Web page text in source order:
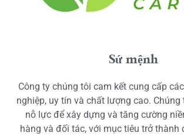
Sứ mệnh
Công ty chúng tôi cam kết cung cấp
nghiệp, uy tín và chất lượng cao.
nỗ lực để xây dựng và tăng cường
hàng và đối tác, với mục tiêu trở thành